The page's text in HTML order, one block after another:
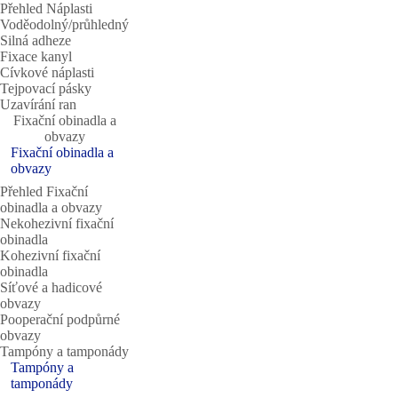
Přehled Náplasti
Voděodolný/průhledný
Silná adheze
Fixace kanyl
Cívkové náplasti
Tejpovací pásky
Uzavírání ran
Fixační obinadla a
obvazy
Fixační obinadla a
obvazy
Přehled Fixační
obinadla a obvazy
Nekohezivní fixační
obinadla
Kohezivní fixační
obinadla
Síťové a hadicové
obvazy
Pooperační podpůrné
obvazy
Tampóny a tamponády
Tampóny a
tamponády